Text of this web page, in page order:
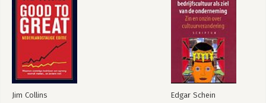
Jim Collins Edgar Schein